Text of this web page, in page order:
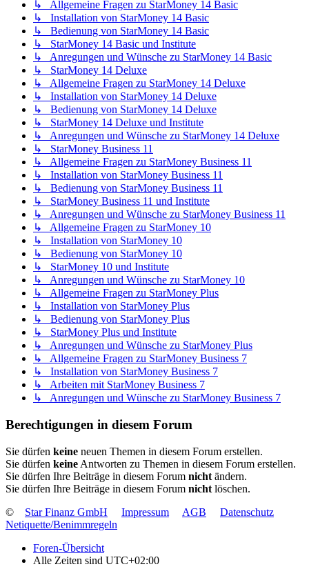
↳ Allgemeine Fragen zu StarMoney 14 Basic
↳ Installation von StarMoney 14 Basic
↳ Bedienung von StarMoney 14 Basic
↳ StarMoney 14 Basic und Institute
↳ Anregungen und Wünsche zu StarMoney 14 Basic
↳ StarMoney 14 Deluxe
↳ Allgemeine Fragen zu StarMoney 14 Deluxe
↳ Installation von StarMoney 14 Deluxe
↳ Bedienung von StarMoney 14 Deluxe
↳ StarMoney 14 Deluxe und Institute
↳ Anregungen und Wünsche zu StarMoney 14 Deluxe
↳ StarMoney Business 11
↳ Allgemeine Fragen zu StarMoney Business 11
↳ Installation von StarMoney Business 11
↳ Bedienung von StarMoney Business 11
↳ StarMoney Business 11 und Institute
↳ Anregungen und Wünsche zu StarMoney Business 11
↳ Allgemeine Fragen zu StarMoney 10
↳ Installation von StarMoney 10
↳ Bedienung von StarMoney 10
↳ StarMoney 10 und Institute
↳ Anregungen und Wünsche zu StarMoney 10
↳ Allgemeine Fragen zu StarMoney Plus
↳ Installation von StarMoney Plus
↳ Bedienung von StarMoney Plus
↳ StarMoney Plus und Institute
↳ Anregungen und Wünsche zu StarMoney Plus
↳ Allgemeine Fragen zu StarMoney Business 7
↳ Installation von StarMoney Business 7
↳ Arbeiten mit StarMoney Business 7
↳ Anregungen und Wünsche zu StarMoney Business 7
Berechtigungen in diesem Forum
Sie dürfen keine neuen Themen in diesem Forum erstellen.
Sie dürfen keine Antworten zu Themen in diesem Forum erstellen.
Sie dürfen Ihre Beiträge in diesem Forum nicht ändern.
Sie dürfen Ihre Beiträge in diesem Forum nicht löschen.
©
Star Finanz GmbH Impressum AGB
Datenschutz
Netiquette/Benimmregeln
Foren-Übersicht
Alle Zeiten sind UTC+02:00